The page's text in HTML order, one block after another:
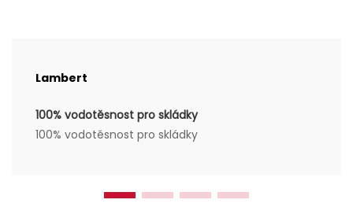
Lambert
100% vodotěsnost pro skládky
100% vodotěsnost pro skládky